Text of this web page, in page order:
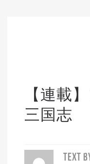
【連載
三国志
TEXT